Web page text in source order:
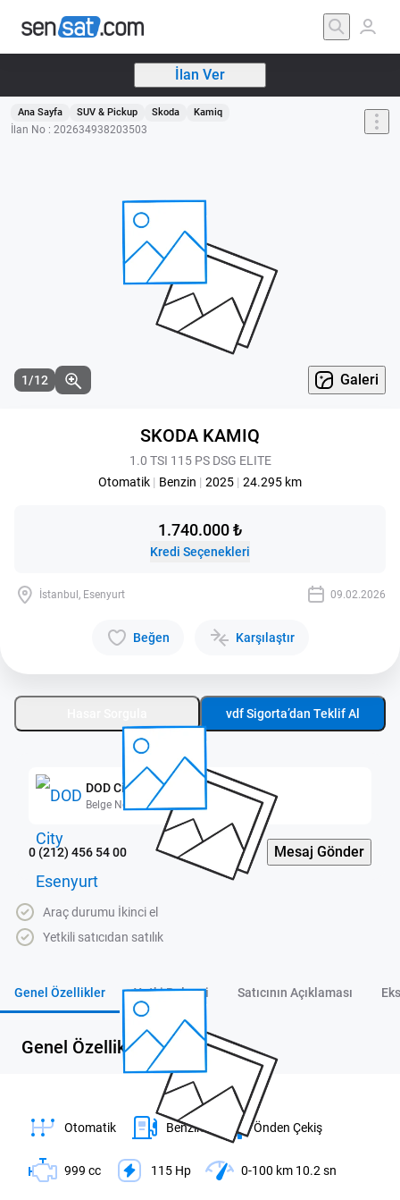
İlan Ver
Ana Sayfa SUV & Pickup Skoda Kamiq
İlan No : 202634938203503
Genel Özellikler
Otomatik Benzin Önden Çekiş
999 cc 115 Hp 0-100 km 10.2 sn
1/12 Galeri
SKODA KAMIQ
1.0 TSI 115 PS DSG ELITE
Otomatik | Benzin | 2025 | 24.295 km
1.740.000 ₺
Kredi Seçenekleri
İstanbul, Esenyurt 09.02.2026
Beğen Karşılaştır
vdf Sigorta’dan Teklif Al
DOD City Esenyurt
Belge No: 3400448
0 (212) 456 54 00 Mesaj Gönder
Araç durumu İkinci el
Yetkili satıcıdan satılık
Genel Özellikler Yetki Belgesi Satıcının Açıklaması